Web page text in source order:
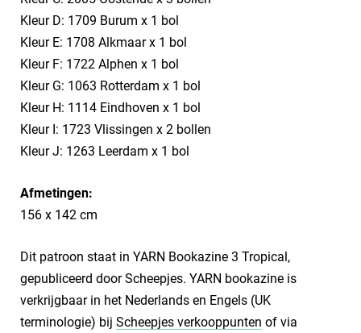
Kleur D: 1709 Burum x 1 bol
Kleur E: 1708 Alkmaar x 1 bol
Kleur F: 1722 Alphen x 1 bol
Kleur G: 1063 Rotterdam x 1 bol
Kleur H: 1114 Eindhoven x 1 bol
Kleur I: 1723 Vlissingen x 2 bollen
Kleur J: 1263 Leerdam x 1 bol
Afmetingen:
156 x 142 cm
Dit patroon staat in YARN Bookazine 3 Tropical,
gepubliceerd door Scheepjes. YARN bookazine is
verkrijgbaar in het Nederlands en Engels (UK
terminologie) bij Scheepjes verkooppunten of via